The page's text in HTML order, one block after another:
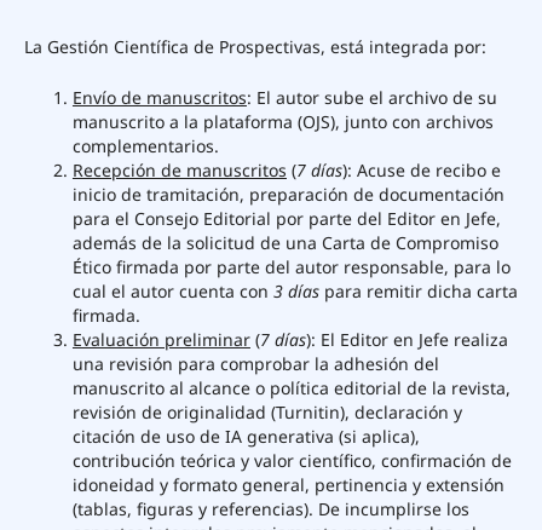
La Gestión Científica de Prospectivas, está integrada por:
Envío de manuscritos: El autor sube el archivo de su
manuscrito a la plataforma (OJS), junto con archivos
complementarios.
Recepción de manuscritos (7 días): Acuse de recibo e
inicio de tramitación, preparación de documentación
para el Consejo Editorial por parte del Editor en Jefe,
además de la solicitud de una Carta de Compromiso
Ético firmada por parte del autor responsable, para lo
cual el autor cuenta con 3 días para remitir dicha carta
firmada.
Evaluación preliminar(7 días): El Editor en Jefe realiza
una revisión para comprobar la adhesión del
manuscrito al alcance o política editorial de la revista,
revisión de originalidad (Turnitin), declaración y
citación de uso de IA generativa (si aplica),
contribución teórica y valor científico, confirmación de
idoneidad y formato general, pertinencia y extensión
(tablas, figuras y referencias). De incumplirse los